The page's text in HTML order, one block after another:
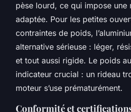
pèse lourd, ce qui impose une
adaptée. Pour les petites
contraintes de poids,
alternative sérieuse : léger,
et tout aussi rigide. Le poids
indicateur crucial : un rideau
moteur s’use prématurément.
Conformité et